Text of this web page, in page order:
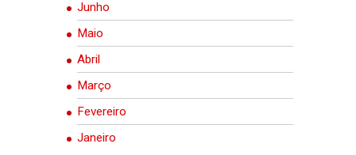
Junho
Maio
Abril
Março
Fevereiro
Janeiro